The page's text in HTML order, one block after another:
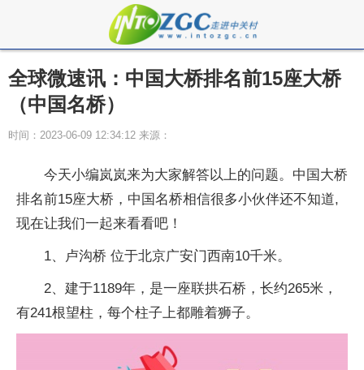
全球微速讯：中国大桥排名前15座大桥
（中国名桥）
时间：2023-06-09 12:34:12 来源：
今天小编岚岚来为大家解答以上的问题。中国大桥
排名前15座大桥，中国名桥相信很多小伙伴还不知道,
现在让我们一起来看看吧！
1、卢沟桥 位于北京广安门西南10千米。
2、建于1189年，是一座联拱石桥，长约265米，
有241根望柱，每个柱子上都雕着狮子。